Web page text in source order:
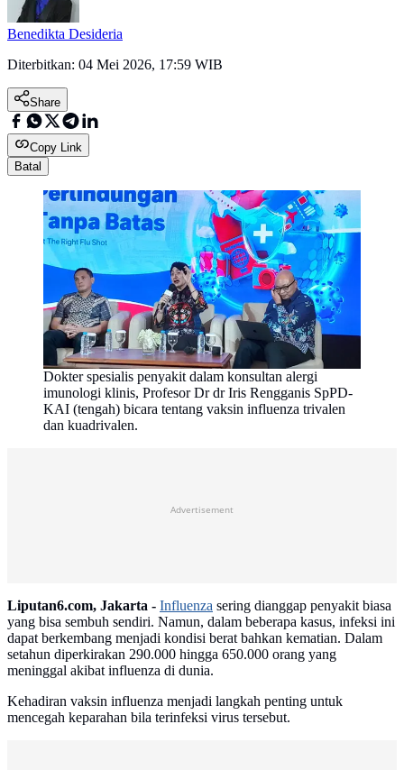
Benedikta Desideria
Diterbitkan: 04 Mei 2026, 17:59 WIB
Share
Copy Link
Batal
Dokter spesialis penyakit dalam konsultan alergi
imunologi klinis, Profesor Dr dr Iris Rengganis SpPD-
KAI (tengah) bicara tentang vaksin influenza trivalen
dan kuadrivalen.
Advertisement
Liputan6.com, Jakarta - Influenza sering dianggap penyakit biasa
yang bisa sembuh sendiri. Namun, dalam beberapa kasus, infeksi ini
dapat berkembang menjadi kondisi berat bahkan kematian. Dalam
setahun diperkirakan 290.000 hingga 650.000 orang yang
meninggal akibat influenza di dunia.
Kehadiran vaksin influenza menjadi langkah penting untuk
mencegah keparahan bila terinfeksi virus tersebut.